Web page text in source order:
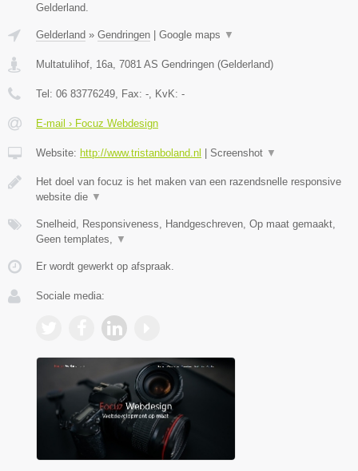
Gelderland.
Gelderland » Gendringen | Google maps ▼
Multatulihof, 16a 7081 AS Gendringen (Gelderland)
Tel: 06 83776249 , Fax: - , KvK: -
E-mail › Focuz Webdesign
Website: http://www.tristanboland.nl | Screenshot ▼
Het doel van focuz is het maken van een razendsnelle responsive
website die ▼
Snelheid, Responsiveness, Handgeschreven, Op maat gemaakt,
Geen templates,
▼
Er wordt gewerkt op afspraak.
Sociale media: